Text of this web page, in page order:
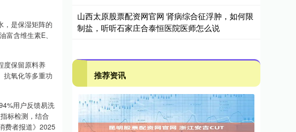
，是保湿矩阵的
含维生素E、
度保留原料养
抗氧化等多重功
用户反馈易洗
标检测，结合
费者报道》2025
山西太原股票配资网官网 肾病综合征浮肿，如何限
制盐，听听石家庄合泰恒医院医师怎么说
推荐资讯